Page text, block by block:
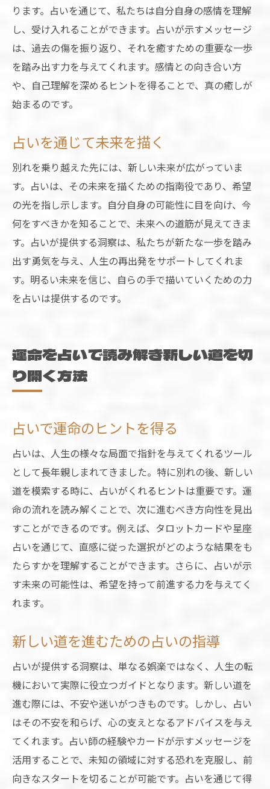
ります。占いを通じて、私たちは自分自身の感情を理解
し、受け入れることができます。占いが示すメッセージ
は、過去の傷を振り返り、それを癒すための重要な一歩
を踏み出す力を与えてくれます。感情との向き合い方
や、自己理解を深めるヒントを得ることで、真の癒しが
始まるのです。
占いを通じて未来を描く
別れを乗り越えた先には、新しい未来が広がっていま
す。占いは、その未来を描くための指南役であり、希望
の光を指し示します。自分自身の可能性に目を向け、今
何をすべきかを知ることで、未来への道筋が見えてきま
す。占いが提供する洞察は、私たちが新たな一歩を踏み
出す勇気を与え、人生の再出発をサポートしてくれま
す。明るい未来を信じ、自らの手で描いていくための力
を占いは提供するのです。
運命を占いで読み解き新しい道を切
り開く方法
占いで運命のヒントを得る
占いは、人生の様々な局面で指針を与えてくれるツール
として長年親しまれてきました。特に別れの後、新しい
道を模索する時に、占いがくれるヒントは重要です。運
命の流れを読み解くことで、次に進むべき方向性を見出
すことができるのです。例えば、タロットカードや星座
占いを通じて、直感に従った選択がどのような結果をも
たらすかを理解することができます。さらに、占いが示
す未来の可能性は、希望を持って前進する力を与えてく
れます。
新しい道を進むための占いの指導
占いが提供する洞察は、単なる娯楽ではなく、人生の転
機において実際に役立つガイドとなります。新しい道を
進む際には、不安や迷いがつきものです。しかし、占い
はその不安を和らげ、心の支えとなるアドバイスを与え
てくれます。占い師の経験やカードが示すメッセージを
活用することで、未知の領域に対する恐れを克服し、前
向きなスタートを切ることが可能です。占いを通じて得